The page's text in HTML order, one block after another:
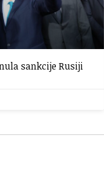
sankcije Rusiji